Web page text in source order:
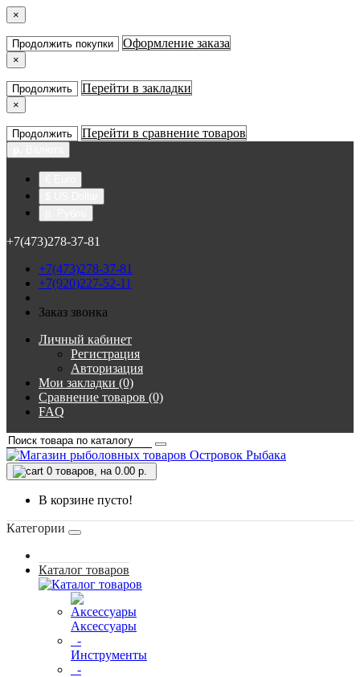
×
Продолжить покупки Оформление заказа
×
Продолжить Перейти в закладки
×
Продолжить Перейти в сравнение товаров
+7(473)278-37-81
+7(473)278-37-81
+7(920)227-52-11
Заказ звонка
Личный кабинет
Регистрация
Авторизация
Мои закладки (0)
Сравнение товаров (0)
FAQ
0 товаров, на 0.00 р.
В корзине пусто!
Категории
Каталог товаров
Аксессуары
-
Инструменты
-